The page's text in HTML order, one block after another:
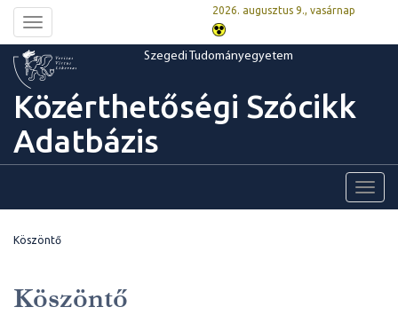
Toggle
navigation
2026. augusztus 9., vasárnap
Szegedi Tudományegyetem
Közérthetőségi Szócikk
Adatbázis
Köszöntő
Köszöntő